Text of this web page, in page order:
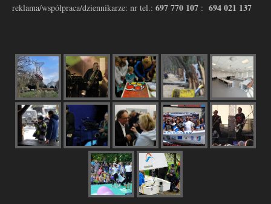
reklama/współpraca/dziennikarze: nr tel.: 697 770 107 : 694 021 137